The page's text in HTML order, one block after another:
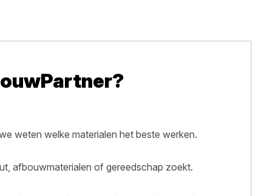
weten welke materialen het beste werken.
afbouwmaterialen of gereedschap zoekt.